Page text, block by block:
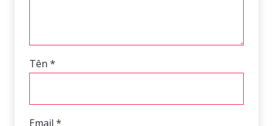
Tên *
Email *